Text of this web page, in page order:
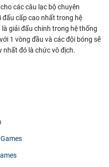
các câu lạc bộ chuyên
đấu cấp cao nhất trong hệ
giải đấu chính trong hệ thống
1 vòng đầu và các đội bóng sẽ
nhất đó là chức vô địch.